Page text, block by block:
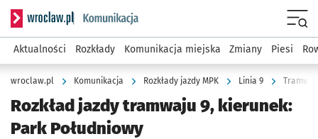
Serwis informacyjny wroclaw.pl podserwis: Komunikacja
Aktualności Rozkłady Komunikacja miejska Zmiany Piesi
wroclaw.pl Komunikacja Rozkłady jazdy MPK Linia 9
Rozkład jazdy tramwaju 9, kierunek:
Park Południowy